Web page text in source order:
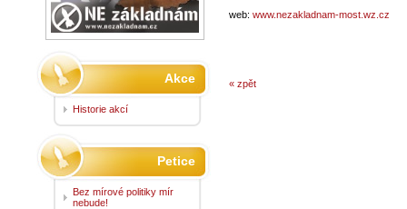
web: www.nezakladnam-most.wz.cz
« zpět
Akce
Historie akcí
Petice
Bez mírové politiky mír
nebude!